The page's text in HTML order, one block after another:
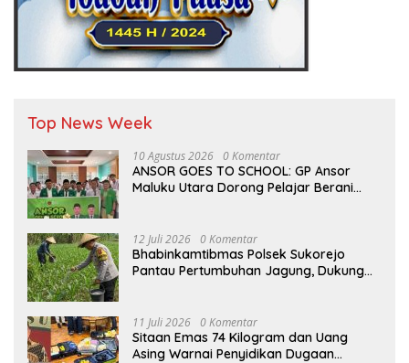
Top News Week
10 Agustus 2026 0 Komentar
ANSOR GOES TO SCHOOL: GP Ansor
Maluku Utara Dorong Pelajar Berani
12 Juli 2026 0 Komentar
Bhabinkamtibmas Polsek Sukorejo
Pantau Pertumbuhan Jagung, Dukung
11 Juli 2026 0 Komentar
Sitaan Emas 74 Kilogram dan Uang
Asing Warnai Penyidikan Dugaan